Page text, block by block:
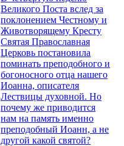
Великого Поста вслед за
поклонением Честному и
Животворящему Кресту
Святая Православная
Церковь постановила
поминать преподобного и
богоносного отца нашего
Иоанна, описателя
Лествицы духовной. Но
почему же приводится
нам на память именно
преподобный Иоанн, а не
другой какой святой?